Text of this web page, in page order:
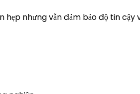
nhưng vẫn đảm bảo độ tin cậy